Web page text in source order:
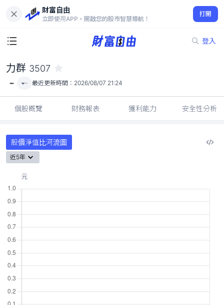
財富自由
立即使用APP，開啟您的股市智慧導航！
打開
登入
-
力群 3507
- - 最近更新時間： 2026/08/07 21:24
個股概覽 財務報表 獲利能力 安全性分析
股價淨值比河流圖
近5年